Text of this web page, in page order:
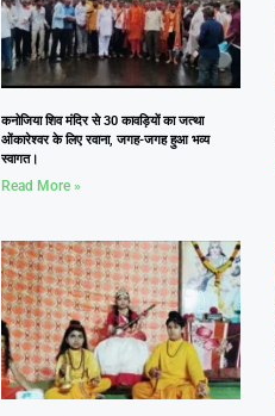
कनोजिया शिव मंदिर से 30 कावड़ियों का जत्था
ओंकारेश्वर के लिए रवाना, जगह-जगह हुआ भव्य
स्वागत।
Read More »